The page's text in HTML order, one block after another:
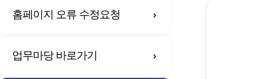
홈페이지 오류 수정요청
업무마당 바로가기